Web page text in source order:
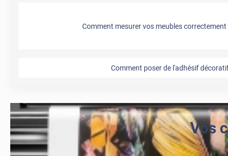
Comment mesurer vos meubles
Comment poser de l'adhésif
Vos